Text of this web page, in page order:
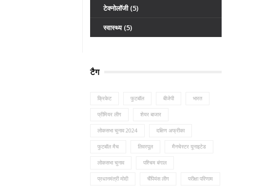
टेक्नोलॉजी (5)
स्वास्थ्य (5)
टैग
क्रिकेट फुटबॉल बीजेपी भारत
प्रीमियर लीग शेयर बाजार
लोकसभा चुनाव 2024 दक्षिण अफ्रीका
फुटबॉल मैच लिवरपूल मैनचेस्टर यूनाइटेड
लोकसभा चुनाव पश्चिम बंगाल
प्रधानमंत्री मोदी चैंपियंस लीग परीक्षा परिणाम